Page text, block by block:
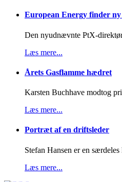
European Energy finder
Den nyudnævnte PtX-
Læs mere...
Årets Gasflamme hædret
Karsten Buchhave modtog
Læs mere...
Portræt af en driftsleder
Stefan Hansen er en
Læs mere...